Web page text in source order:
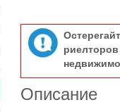
Описание